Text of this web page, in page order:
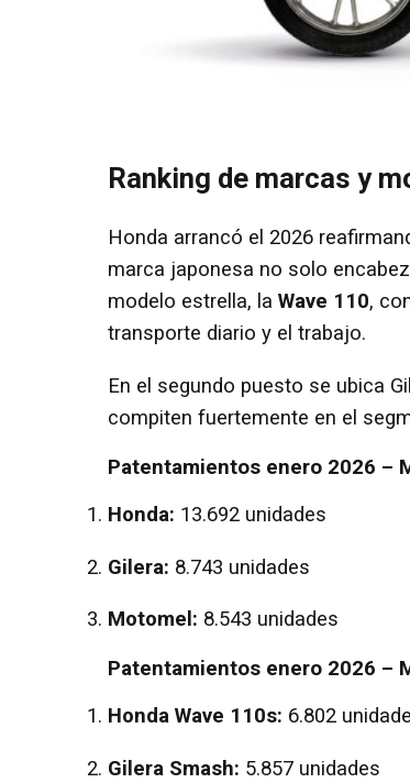
Ranking de marcas y
Honda arrancó el 2026
marca japonesa no solo
modelo estrella, la Wave 110,
transporte diario y el trabajo.
En el segundo puesto se ubica
compiten fuertemente en el
Patentamientos enero 2026 –
Honda: 13.692 unidades
Gilera: 8.743 unidades
Motomel: 8.543 unidades
Patentamientos enero 2026 –
Honda Wave 110s: 6.802
Gilera Smash: 5.857 unidades